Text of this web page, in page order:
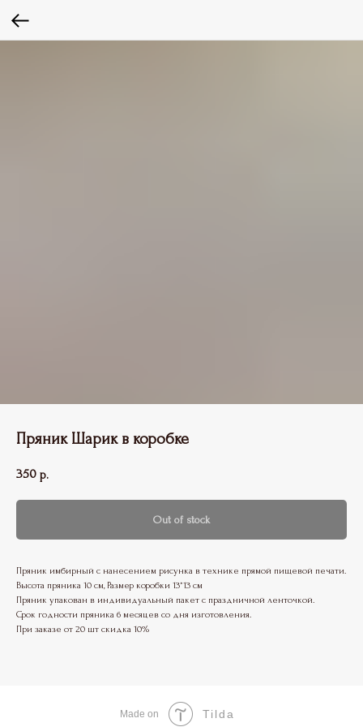
Пряник Шарик в коробке
350 р.
Out of stock
Пряник имбирный с нанесением рисунка в технике прямой пищевой печати.
Высота пряника 10 см, Размер коробки 13*13 см
Пряник упакован в индивидуальный пакет с праздничной ленточкой.
Срок годности пряника 6 месяцев со дня изготовления.
При заказе от 20 шт скидка 10%
Made on Tilda